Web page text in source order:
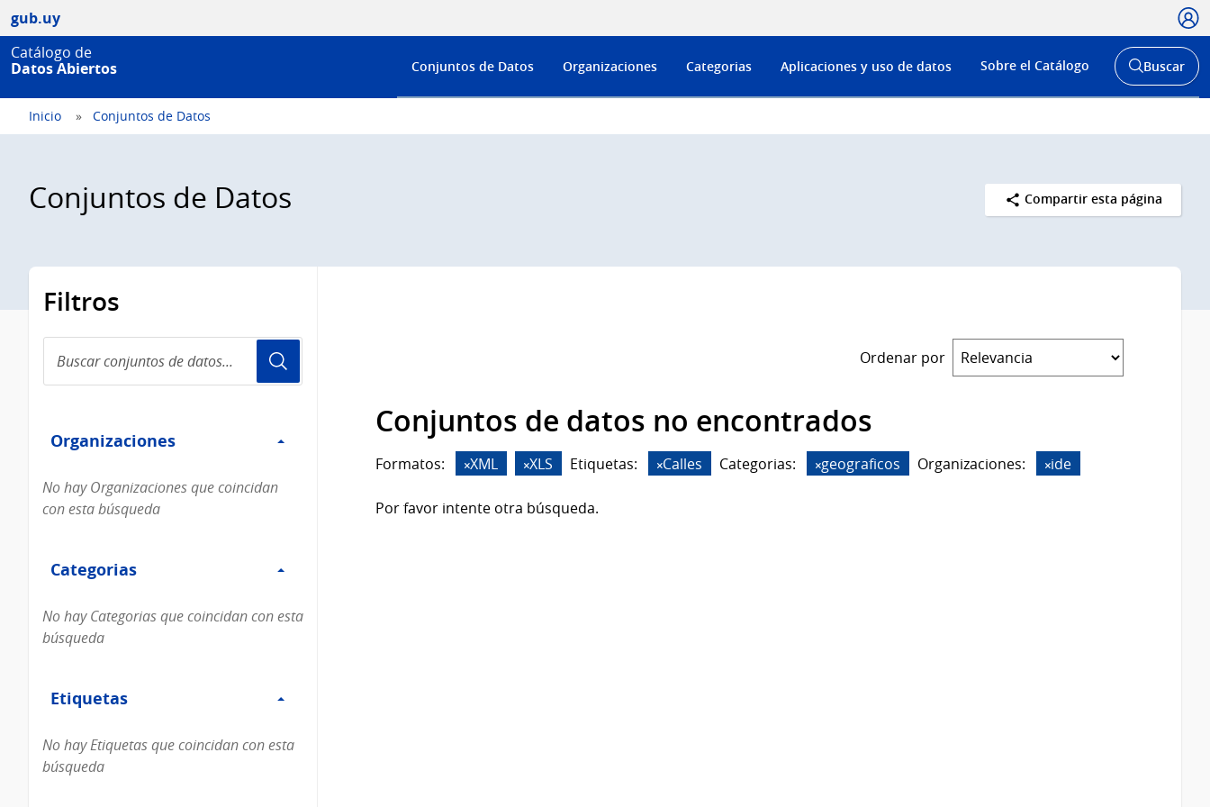
gub.uy
Catálogo de
Datos Abiertos
Menú
de
Conjuntos de Datos Organizaciones Categorias Aplicaciones y uso de datos Sobre el Catálogo
Abrir
buscador
Buscar
Inicio Conjuntos de Datos
Conjuntos de Datos Compartir esta página
Filtros
conjuntos
de
Organizaciones
Organizaciones
No hay Organizaciones que coincidan
con esta búsqueda
Categorias
Categorias
No hay Categorias que coincidan con esta
búsqueda
Etiquetas
Etiquetas
No hay Etiquetas que coincidan con esta
búsqueda
Ordenar por
Conjuntos de datos no encontrados
Formatos: XML XLS Etiquetas: Calles Categorias: geograficos Organizaciones: ide
Por favor intente otra búsqueda.